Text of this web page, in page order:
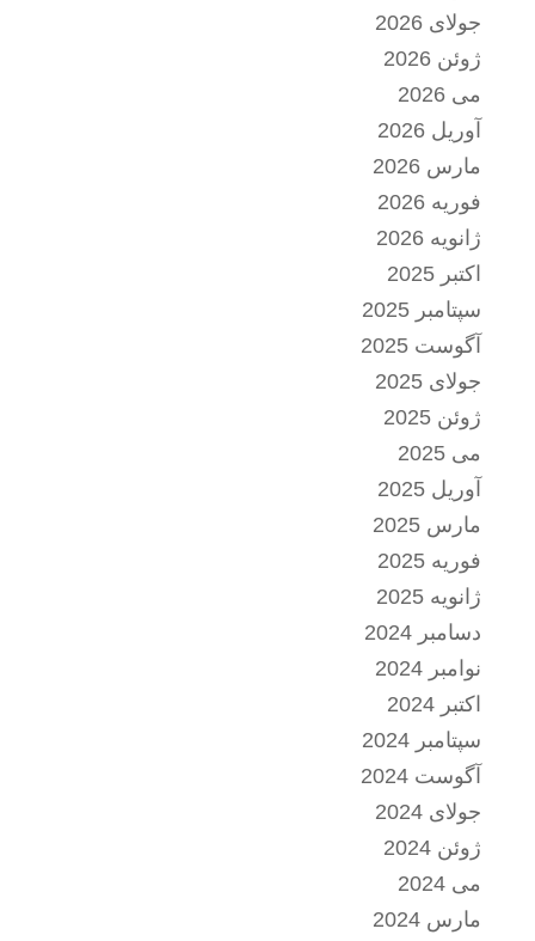
جولای 2026
ژوئن 2026
می 2026
آوریل 2026
مارس 2026
فوریه 2026
ژانویه 2026
اکتبر 2025
سپتامبر 2025
آگوست 2025
جولای 2025
ژوئن 2025
می 2025
آوریل 2025
مارس 2025
فوریه 2025
ژانویه 2025
دسامبر 2024
نوامبر 2024
اکتبر 2024
سپتامبر 2024
آگوست 2024
جولای 2024
ژوئن 2024
می 2024
مارس 2024